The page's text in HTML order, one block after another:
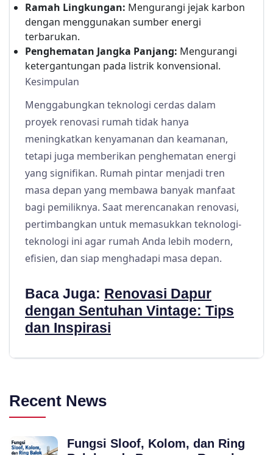
Ramah Lingkungan: Mengurangi jejak karbon
dengan menggunakan sumber energi
terbarukan.
Penghematan Jangka Panjang: Mengurangi
ketergantungan pada listrik konvensional.
Kesimpulan
Menggabungkan teknologi cerdas dalam
proyek renovasi rumah tidak hanya
meningkatkan kenyamanan dan keamanan,
tetapi juga memberikan penghematan energi
yang signifikan. Rumah pintar menjadi tren
masa depan yang membawa banyak manfaat
bagi pemiliknya. Saat merencanakan renovasi,
pertimbangkan untuk memasukkan teknologi-
teknologi ini agar rumah Anda lebih modern,
efisien, dan siap menghadapi masa depan.
Baca Juga: Renovasi Dapur
dengan Sentuhan Vintage: Tips
dan Inspirasi
Recent News
Fungsi Sloof, Kolom, dan Ring